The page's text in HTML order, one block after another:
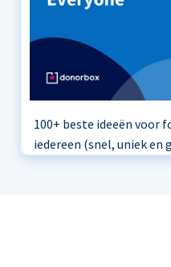
100+ beste ideeën voor
iedereen (snel, uniek en